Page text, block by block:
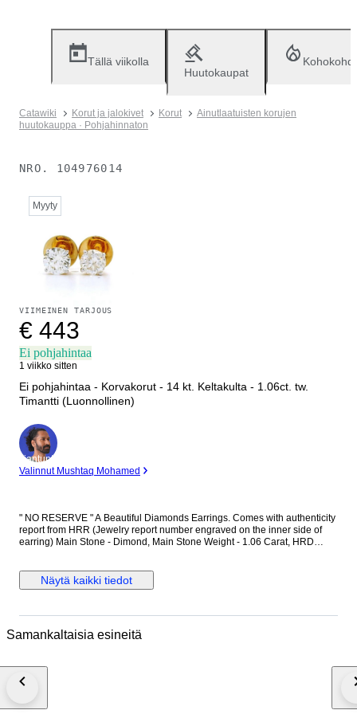
Tällä viikolla
Huutokaupat
Catawiki Korut ja jalokivet Korut
Ainutlaatuisten korujen
huutokauppa · Pohjahinnaton
NRO. 104976014
Myyty
VIIMEINEN TARJOUS
€ 443
Ei pohjahintaa
1 viikko sitten
Ei pohjahintaa - Korvakorut - 14 kt. Keltakulta - 1.06ct. tw.
Timantti (Luonnollinen)
asiantuntija
Valinnut Mushtaq Mohamed
" NO RESERVE " A Beautiful Diamonds Earrings. Comes with authenticity
report from HRR (Jewelry report number engraved on the inner side of
earring) Main Stone - Dimond, Main Stone Weight - 1.06 Carat, HRD
Näytä kaikki tiedot
Samankaltaisia esineitä